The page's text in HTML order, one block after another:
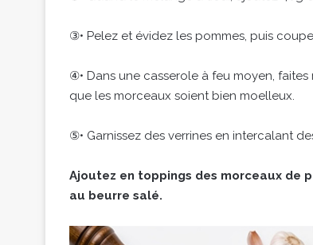
③• Pelez et évidez les pommes, puis
④• Dans une casserole à feu moyen,
que les morceaux soient bien moelleux.
⑤• Garnissez des verrines en intercalant
Ajoutez en toppings des morceaux de
au beurre salé.